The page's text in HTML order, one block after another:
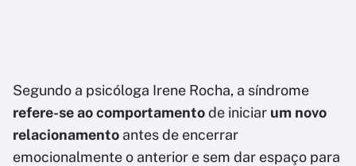
Segundo a psicóloga Irene Rocha, a síndrome
refere-se ao comportamentode iniciar um novo
relacionamento antes de encerrar
emocionalmente o anterior e sem dar espaço para